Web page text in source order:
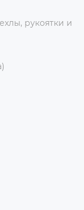
рукоятки и